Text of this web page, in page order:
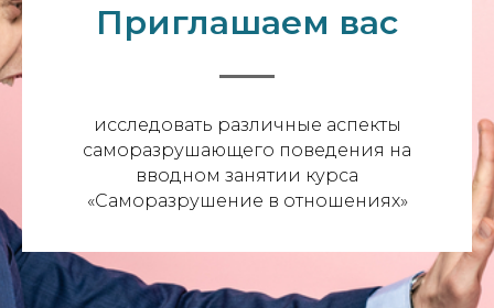
Приглашаем вас
исследовать различные аспекты
саморазрушающего поведения на
вводном занятии курса
«Саморазрушение в отношениях»